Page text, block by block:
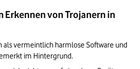
– was tun?
Resilienz
bei Verdacht auf einen Trojaner
Erkennen von Trojanern in
als vermeintlich harmlose Software und
im Hintergrund.